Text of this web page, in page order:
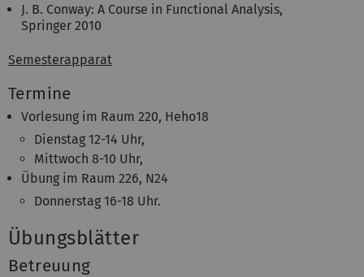
J. B. Conway: A Course in Functional Analysis,
Springer 2010
Semesterapparat
Termine
Vorlesung im Raum 220, Heho18
Dienstag 12-14 Uhr,
Mittwoch 8-10 Uhr,
Übung im Raum 226, N24
Donnerstag 16-18 Uhr.
Übungsblätter
Betreuung